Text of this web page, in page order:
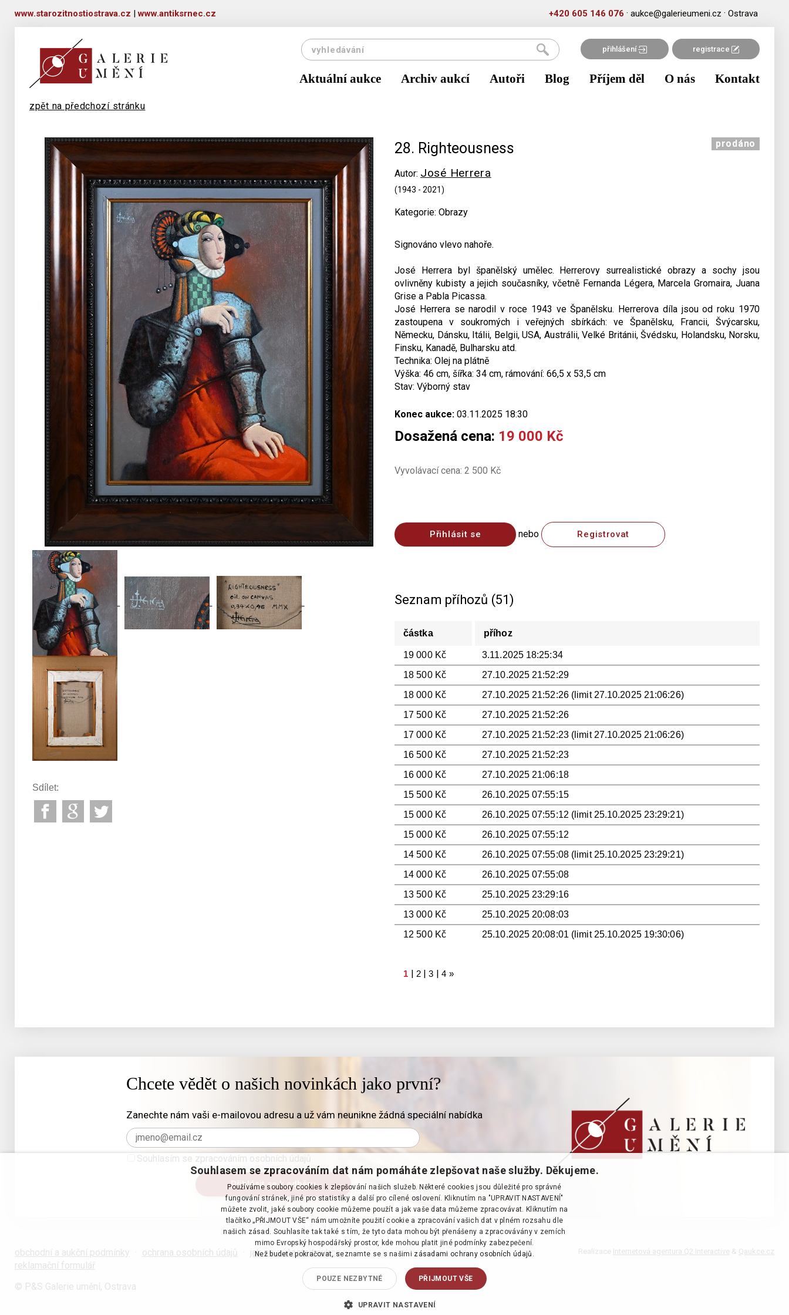
www.starozitnostiostrava.cz |www.antiksrnec.cz +420 605 146 076 · aukce@galerieumeni.cz · Ostrava
přihlášení registrace
Aktuální aukce Archiv aukcí Autoři Blog Příjem děl O nás Kontakt
zpět na předchozí stránku
28. Righteousness
Autor: José Herrera
(1943 - 2021)
Kategorie: Obrazy
prodáno
Signováno vlevo nahoře.
José Herrera byl španělský umělec. Herrerovy surrealistické obrazy a sochy jsou
ovlivněny kubisty a jejich současníky, včetně Fernanda Légera, Marcela Gromaira, Juana
Grise a Pabla Picassa.
José Herrera se narodil v roce 1943 ve Španělsku. Herrerova díla jsou od roku 1970
zastoupena v soukromých i veřejných sbírkách: ve Španělsku, Francii, Švýcarsku,
Německu, Dánsku, Itálii, Belgii, USA, Austrálii, Velké Británii, Švédsku, Holandsku, Norsku,
Finsku, Kanadě, Bulharsku atd.
Technika: Olej na plátně
Výška: 46 cm, šířka: 34 cm, rámování: 66,5 x 53,5 cm
Stav: Výborný stav
Konec aukce: 03.11.2025 18:30
Dosažená cena: 19 000 Kč
Vyvolávací cena: 2 500 Kč
Přihlásit se nebo Registrovat
Seznam příhozů (51)
částka příhoz
19 000 Kč
3.11.2025 18:25:34
18 500 Kč
27.10.2025 21:52:29
18 000 Kč
27.10.2025 21:52:26 (limit 27.10.2025 21:06:26)
17 500 Kč
27.10.2025 21:52:26
17 000 Kč
27.10.2025 21:52:23 (limit 27.10.2025 21:06:26)
16 500 Kč
27.10.2025 21:52:23
16 000 Kč
27.10.2025 21:06:18
15 500 Kč
26.10.2025 07:55:15
15 000 Kč
26.10.2025 07:55:12 (limit 25.10.2025 23:29:21)
15 000 Kč
26.10.2025 07:55:12
14 500 Kč
26.10.2025 07:55:08 (limit 25.10.2025 23:29:21)
14 000 Kč
26.10.2025 07:55:08
13 500 Kč
25.10.2025 23:29:16
13 000 Kč
25.10.2025 20:08:03
12 500 Kč
25.10.2025 20:08:01 (limit 25.10.2025 19:30:06)
1 | 2 |3 |4 »
Sdílet:
Chcete vědět o našich novinkách jako první?
Zanechte nám vaši e-mailovou adresu a už vám neunikne žádná speciální nabídka
Souhlasím se zpracováním osobních údajů
obchodní a aukční podmínky · ochrana osobních údajů · jak se zúčastnit aukce ·
reklamační formulář
© P&S Galerie umění, Ostrava
Realizace Internetová agentura Q2 Interactive & Qaukce.cz
Souhlasem se zpracováním dat nám pomáháte zlepšovat naše služby. Děkujeme.
Používáme soubory cookies k zlepšování našich služeb. Některé cookies jsou důležité pro správné
fungování stránek, jiné pro statistiky a další pro cílené oslovení. Kliknutím na "UPRAVIT NASTAVENÍ"
můžete zvolit, jaké soubory cookie můžeme použít a jak vaše data můžeme zpracovávat. Kliknutím na
tlačítko „PŘIJMOUT VŠE“ nám umožníte použití cookie a zpracování vašich dat v plném rozsahu dle
našich zásad. Souhlasíte tak také s tím, že tyto data mohou být přenášeny a zpracovávány v zemích
mimo Evropský hospodářský prostor, kde mohou platit jiné podmínky zabezpečení.
Než budete pokračovat, seznamte se s našimi zásadami ochrany osobních údajů.
PŘIJMOUT VŠE
POUZE NEZBYTNÉ
UPRAVIT NASTAVENÍ